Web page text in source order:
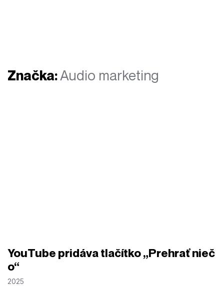
Značka:Audio marketing
YouTube pridáva tlačítko „Prehrať nieč
o“
2025